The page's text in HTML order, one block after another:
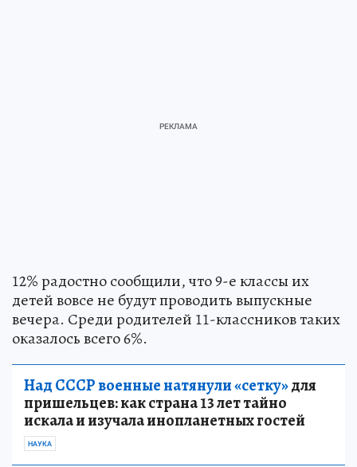
12% радостно сообщили, что 9-е классы их
детей вовсе не будут проводить выпускные
вечера. Среди родителей 11-классников таких
оказалось всего 6%.
Над СССР военные натянули «сетку»для
пришельцев: как страна 13 лет тайно
искала и изучала инопланетных гостей
НАУКА